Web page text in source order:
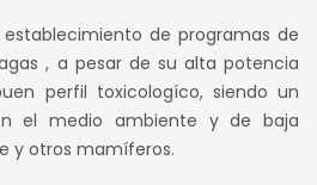
de programas de
, a pesar de su alta potencia
perfil toxicologíco, siendo un
el medio ambiente y de baja
y otros mamíferos.